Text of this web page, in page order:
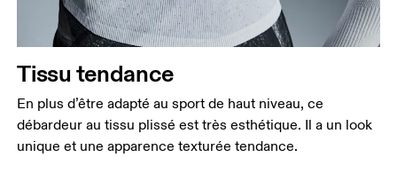
Tissu tendance
En plus d’être adapté au sport de haut niveau, ce
débardeur au tissu plissé est très esthétique. Il a un look
unique et une apparence texturée tendance.